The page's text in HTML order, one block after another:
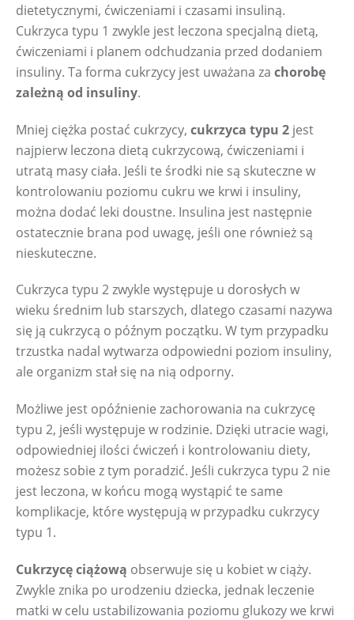
dietetycznymi, ćwiczeniami i czasami insuliną.
Cukrzyca typu 1 zwykle jest leczona specjalną dietą,
ćwiczeniami i planem odchudzania przed dodaniem
insuliny. Ta forma cukrzycy jest uważana za chorobę
zależną od insuliny.
Mniej ciężka postać cukrzycy, cukrzyca typu 2 jest
najpierw leczona dietą cukrzycową, ćwiczeniami i
utratą masy ciała. Jeśli te środki nie są skuteczne w
kontrolowaniu poziomu cukru we krwi i insuliny,
można dodać leki doustne. Insulina jest następnie
ostatecznie brana pod uwagę, jeśli one również są
nieskuteczne.
Cukrzyca typu 2 zwykle występuje u dorosłych w
wieku średnim lub starszych, dlatego czasami nazywa
się ją cukrzycą o późnym początku. W tym przypadku
trzustka nadal wytwarza odpowiedni poziom insuliny,
ale organizm stał się na nią odporny.
Możliwe jest opóźnienie zachorowania na cukrzycę
typu 2, jeśli występuje w rodzinie. Dzięki utracie wagi,
odpowiedniej ilości ćwiczeń i kontrolowaniu diety,
możesz sobie z tym poradzić. Jeśli cukrzyca typu 2 nie
jest leczona, w końcu mogą wystąpić te same
komplikacje, które występują w przypadku cukrzycy
typu 1.
Cukrzycę ciążową obserwuje się u kobiet w ciąży.
Zwykle znika po urodzeniu dziecka, jednak leczenie
matki w celu ustabilizowania poziomu glukozy we krwi